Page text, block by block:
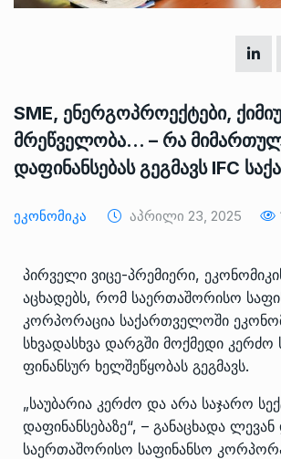
SME, ენერგოპროექტები,
მრეწველობა… – რა
დაფინანსებას გეგმავს IFC
Ეკონომიკა Აპრილი 23, 2025
პირველი ვიცე-პრემიერი,
აცხადებს, რომ საერთაშორისო
კორპორაცია საქართველოში
სხვადასხვა დარგში მოქმედი კერძო
ფინანსურ ხელშეწყობას გეგმავს.
„საუბარია კერძო და არა საჯარო
დაფინანსებაზე“, – განაცხადა
საერთაშორისო საფინანსო